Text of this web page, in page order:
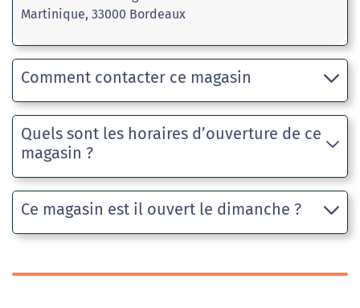
Martinique, 33000 Bordeaux
Comment contacter ce magasin
Quels sont les horaires d’ouverture de ce
magasin ?
Ce magasin est il ouvert le dimanche ?